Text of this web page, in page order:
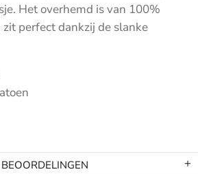
Het overhemd is van 100%
zit perfect dankzij de slanke
BEOORDELINGEN